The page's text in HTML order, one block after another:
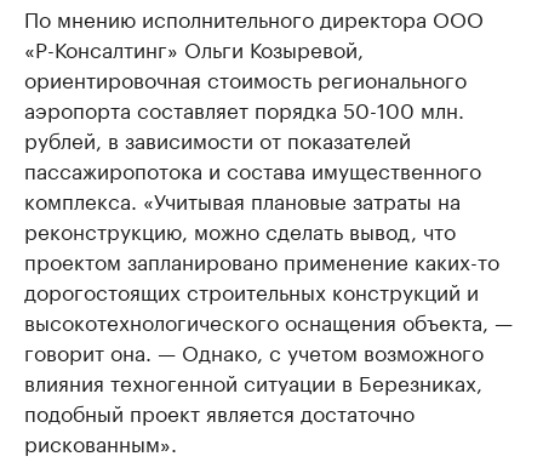
По мнению исполнительного директора ООО
«Р-Консалтинг» Ольги Козыревой,
ориентировочная стоимость регионального
аэропорта составляет порядка 50-100 млн.
рублей, в зависимости от показателей
пассажиропотока и состава имущественного
комплекса. «Учитывая плановые затраты на
реконструкцию, можно сделать вывод, что
проектом запланировано применение каких-то
дорогостоящих строительных конструкций и
высокотехнологического оснащения объекта, —
говорит она. — Однако, с учетом возможного
влияния техногенной ситуации в Березниках,
подобный проект является достаточно
рискованным».